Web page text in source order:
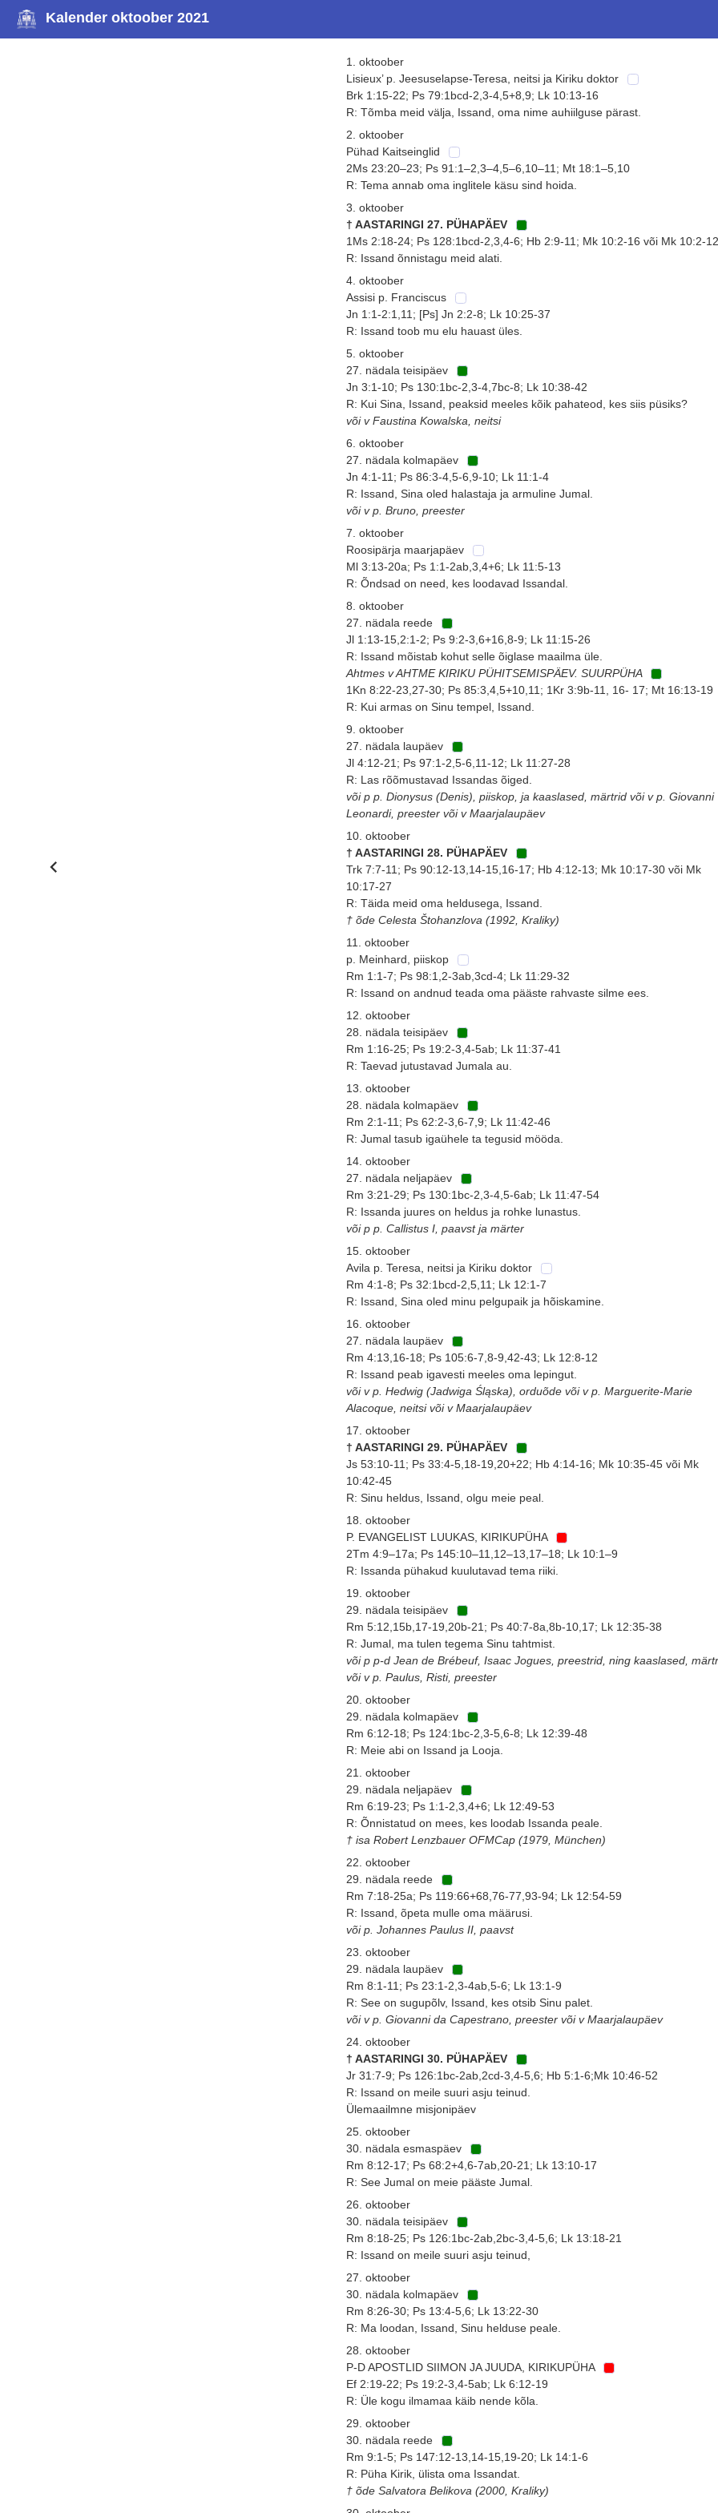
Kalender oktoober 2021
1. oktoober
Lisieux’ p. Jeesuselapse-Teresa, neitsi ja Kiriku doktor
Brk 1:15-22; Ps 79:1bcd-2,3-4,5+8,9; Lk 10:13-16
R: Tõmba meid välja, Issand, oma nime auhiilguse pärast.
2. oktoober
Pühad Kaitseinglid
2Ms 23:20–23; Ps 91:1–2,3–4,5–6,10–11; Mt 18:1–5,10
R: Tema annab oma inglitele käsu sind hoida.
3. oktoober
† AASTARINGI 27. PÜHAPÄEV
1Ms 2:18-24; Ps 128:1bcd-2,3,4-6; Hb 2:9-11; Mk 10:2-16 või Mk 10:2-
R: Issand õnnistagu meid alati.
4. oktoober
Assisi p. Franciscus
Jn 1:1-2:1,11; [Ps] Jn 2:2-8; Lk 10:25-37
R: Issand toob mu elu hauast üles.
5. oktoober
27. nädala teisipäev
Jn 3:1-10; Ps 130:1bc-2,3-4,7bc-8; Lk 10:38-42
R: Kui Sina, Issand, peaksid meeles kõik pahateod, kes siis püsiks?
või v Faustina Kowalska, neitsi
6. oktoober
27. nädala kolmapäev
Jn 4:1-11; Ps 86:3-4,5-6,9-10; Lk 11:1-4
R: Issand, Sina oled halastaja ja armuline Jumal.
või v p. Bruno, preester
7. oktoober
Roosipärja maarjapäev
Ml 3:13-20a; Ps 1:1-2ab,3,4+6; Lk 11:5-13
R: Õndsad on need, kes loodavad Issandal.
8. oktoober
27. nädala reede
Jl 1:13-15,2:1-2; Ps 9:2-3,6+16,8-9; Lk 11:15-26
R: Issand mõistab kohut selle õiglase maailma üle.
Ahtmes v AHTME KIRIKU PÜHITSEMISPÄEV. SUURPÜHA
1Kn 8:22-23,27-30; Ps 85:3,4,5+10,11; 1Kr 3:9b-11, 16- 17; Mt 16:13-19
R: Kui armas on Sinu tempel, Issand.
9. oktoober
27. nädala laupäev
Jl 4:12-21; Ps 97:1-2,5-6,11-12; Lk 11:27-28
R: Las rõõmustavad Issandas õiged.
või p p. Dionysus (Denis), piiskop, ja kaaslased, märtrid või v p. Giovanni
Leonardi, preester või v Maarjalaupäev
10. oktoober
† AASTARINGI 28. PÜHAPÄEV
Trk 7:7-11; Ps 90:12-13,14-15,16-17; Hb 4:12-13; Mk 10:17-30 või Mk
10:17-27
R: Täida meid oma heldusega, Issand.
† õde Celesta Štohanzlova (1992, Kraliky)
11. oktoober
p. Meinhard, piiskop
Rm 1:1-7; Ps 98:1,2-3ab,3cd-4; Lk 11:29-32
R: Issand on andnud teada oma pääste rahvaste silme ees.
12. oktoober
28. nädala teisipäev
Rm 1:16-25; Ps 19:2-3,4-5ab; Lk 11:37-41
R: Taevad jutustavad Jumala au.
13. oktoober
28. nädala kolmapäev
Rm 2:1-11; Ps 62:2-3,6-7,9; Lk 11:42-46
R: Jumal tasub igaühele ta tegusid mööda.
14. oktoober
27. nädala neljapäev
Rm 3:21-29; Ps 130:1bc-2,3-4,5-6ab; Lk 11:47-54
R: Issanda juures on heldus ja rohke lunastus.
või p p. Callistus I, paavst ja märter
15. oktoober
Avila p. Teresa, neitsi ja Kiriku doktor
Rm 4:1-8; Ps 32:1bcd-2,5,11; Lk 12:1-7
R: Issand, Sina oled minu pelgupaik ja hõiskamine.
16. oktoober
27. nädala laupäev
Rm 4:13,16-18; Ps 105:6-7,8-9,42-43; Lk 12:8-12
R: Issand peab igavesti meeles oma lepingut.
või v p. Hedwig (Jadwiga Śląska), orduõde või v p. Marguerite-Marie
Alacoque, neitsi või v Maarjalaupäev
17. oktoober
† AASTARINGI 29. PÜHAPÄEV
Js 53:10-11; Ps 33:4-5,18-19,20+22; Hb 4:14-16; Mk 10:35-45 või Mk
10:42-45
R: Sinu heldus, Issand, olgu meie peal.
18. oktoober
P. EVANGELIST LUUKAS, KIRIKUPÜHA
2Tm 4:9–17a; Ps 145:10–11,12–13,17–18; Lk 10:1–9
R: Issanda pühakud kuulutavad tema riiki.
19. oktoober
29. nädala teisipäev
Rm 5:12,15b,17-19,20b-21; Ps 40:7-8a,8b-10,17; Lk 12:35-38
R: Jumal, ma tulen tegema Sinu tahtmist.
või p p-d Jean de Brébeuf, Isaac Jogues, preestrid, ning kaaslased,
või v p. Paulus, Risti, preester
20. oktoober
29. nädala kolmapäev
Rm 6:12-18; Ps 124:1bc-2,3-5,6-8; Lk 12:39-48
R: Meie abi on Issand ja Looja.
21. oktoober
29. nädala neljapäev
Rm 6:19-23; Ps 1:1-2,3,4+6; Lk 12:49-53
R: Õnnistatud on mees, kes loodab Issanda peale.
† isa Robert Lenzbauer OFMCap (1979, München)
22. oktoober
29. nädala reede
Rm 7:18-25a; Ps 119:66+68,76-77,93-94; Lk 12:54-59
R: Issand, õpeta mulle oma määrusi.
või p. Johannes Paulus II, paavst
23. oktoober
29. nädala laupäev
Rm 8:1-11; Ps 23:1-2,3-4ab,5-6; Lk 13:1-9
R: See on sugupõlv, Issand, kes otsib Sinu palet.
või v p. Giovanni da Capestrano, preester või v Maarjalaupäev
24. oktoober
† AASTARINGI 30. PÜHAPÄEV
Jr 31:7-9; Ps 126:1bc-2ab,2cd-3,4-5,6; Hb 5:1-6;Mk 10:46-52
R: Issand on meile suuri asju teinud.
Ülemaailmne misjonipäev
25. oktoober
30. nädala esmaspäev
Rm 8:12-17; Ps 68:2+4,6-7ab,20-21; Lk 13:10-17
R: See Jumal on meie pääste Jumal.
26. oktoober
30. nädala teisipäev
Rm 8:18-25; Ps 126:1bc-2ab,2bc-3,4-5,6; Lk 13:18-21
R: Issand on meile suuri asju teinud,
27. oktoober
30. nädala kolmapäev
Rm 8:26-30; Ps 13:4-5,6; Lk 13:22-30
R: Ma loodan, Issand, Sinu helduse peale.
28. oktoober
P-D APOSTLID SIIMON JA JUUDA, KIRIKUPÜHA
Ef 2:19-22; Ps 19:2-3,4-5ab; Lk 6:12-19
R: Üle kogu ilmamaa käib nende kõla.
29. oktoober
30. nädala reede
Rm 9:1-5; Ps 147:12-13,14-15,19-20; Lk 14:1-6
R: Püha Kirik, ülista oma Issandat.
† õde Salvatora Belikova (2000, Kraliky)